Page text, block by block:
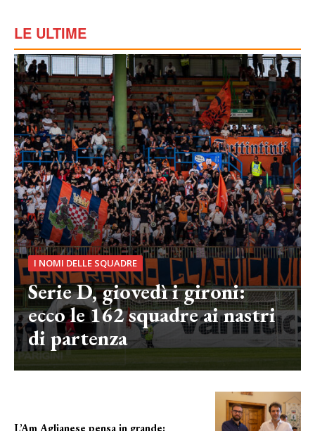
LE ULTIME
I NOMI DELLE SQUADRE
Serie D, giovedì i gironi:
ecco le 162 squadre ai nastri
di partenza
L’Am Aglianese pensa in grande: